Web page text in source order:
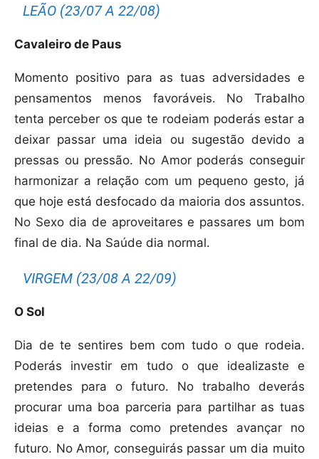
LEÃO (23/07 A 22/08)
Cavaleiro de Paus
Momento positivo para as tuas adversidades e
pensamentos menos favoráveis. No Trabalho
tenta perceber os que te rodeiam poderás estar a
deixar passar uma ideia ou sugestão devido a
pressas ou pressão. No Amor poderás conseguir
harmonizar a relação com um pequeno gesto, já
que hoje está desfocado da maioria dos assuntos.
No Sexo dia de aproveitares e passares um bom
final de dia. Na Saúde dia normal.
VIRGEM (23/08 A 22/09)
O Sol
Dia de te sentires bem com tudo o que rodeia.
Poderás investir em tudo o que idealizaste e
pretendes para o futuro. No trabalho deverás
procurar uma boa parceria para partilhar as tuas
ideias e a forma como pretendes avançar no
futuro. No Amor, conseguirás passar um dia muito